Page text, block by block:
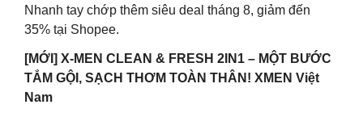
Nhanh tay chớp thêm siêu deal tháng 8, giảm đến
35% tại Shopee.
[MỚI] X-MEN CLEAN & FRESH 2IN1 – MỘT BƯỚC
TẮM GỘI, SẠCH THƠM TOÀN THÂN! XMEN Việt
Nam